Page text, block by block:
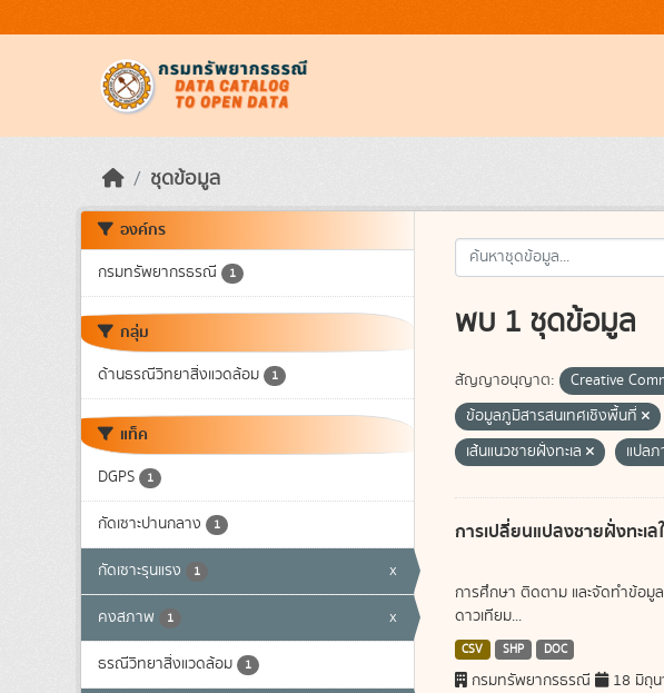
ชุดข้อมูล
องค์กร
กรมทรัพยากรธรณี 1
กลุ่ม
ด้านธรณีวิทยาสิ่งแวดล้อม 1
แท็ค
DGPS 1
กัดเซาะปานกลาง 1
กัดเซาะรุนแรง 1 x
คงสภาพ 1 x
ธรณีวิทยาสิ่งแวดล้อม 1
พบ 1 ชุดข้อมูล
สัญญาอนุญาต: Creative
ข้อมูลภูมิสารสนเทศเชิงพื้นที่
เส้นแนวชายฝั่งทะเล
แปล
การเปลี่ยนแปลงชายฝั่งทะเล
การศึกษา ติดตาม และจัดทำข้อมูล
ดาวเทียม...
CSV SHP DOC
กรมทรัพยากรธรณี 18 มิถุน